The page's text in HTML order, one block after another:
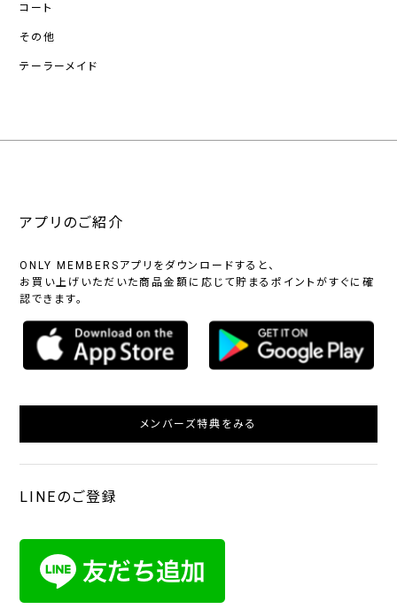
コート
その他
テーラーメイド
アプリのご紹介
ONLY MEMBERSアプリをダウンロードすると、
お買い上げいただいた商品金額に応じて貯まるポイントがすぐに確
認できます。
メンバーズ特典をみる
LINEのご登録